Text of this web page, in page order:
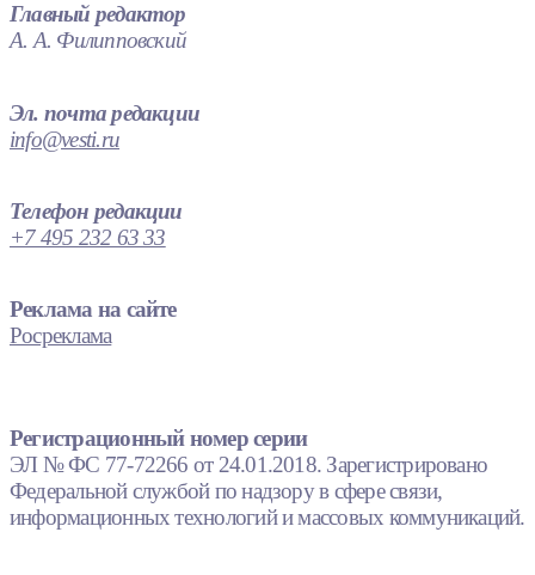
Главный редактор
А. А. Филипповский
Эл. почта редакции
info@vesti.ru
Телефон редакции
+7 495 232 63 33
Реклама на сайте
Росреклама
Регистрационный номер серии
ЭЛ № ФС 77-72266 от 24.01.2018. Зарегистрировано
Федеральной службой по надзору в сфере связи,
информационных технологий и массовых коммуникаций.